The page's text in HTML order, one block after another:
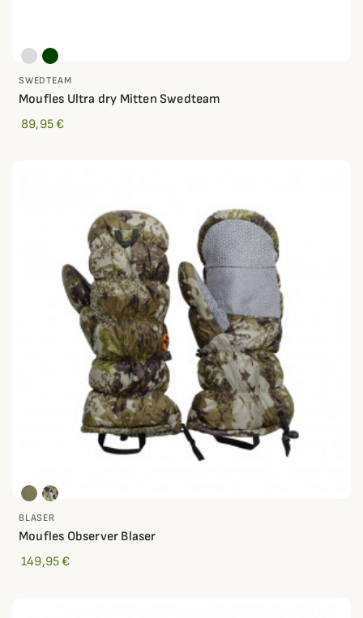
SWEDTEAM
Moufles Ultra dry Mitten Swedteam
89,95 €
BLASER
Moufles Observer Blaser
149,95 €